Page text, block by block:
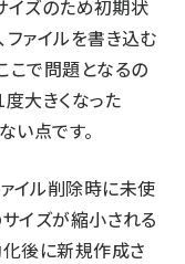
イズのため初期状
ァイルを書き込む
こで問題となるの
度大きくなった
い点です。
イル削除時に未使
イズが縮小される
化後に新規作成さ